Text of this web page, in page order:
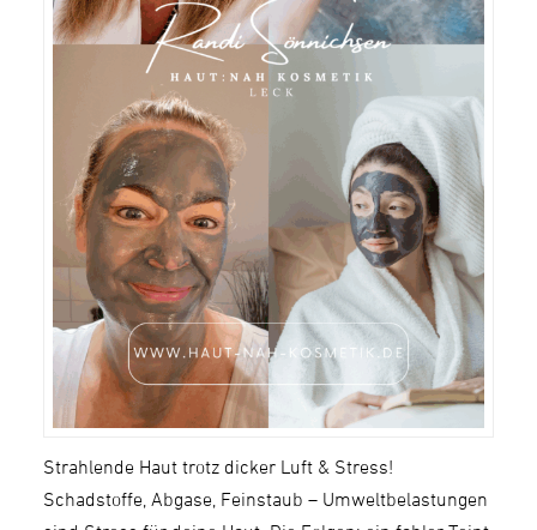
Strahlende Haut trotz dicker Luft & Stress!
Schadstoffe, Abgase, Feinstaub – Umweltbelastungen